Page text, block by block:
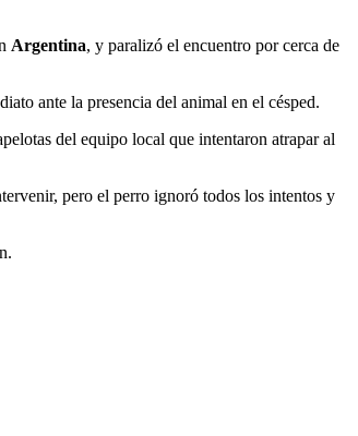
Argentina, y paralizó el encuentro por cerca de
ante la presencia del animal en el césped.
del equipo local que intentaron atrapar al
pero el perro ignoró todos los intentos y